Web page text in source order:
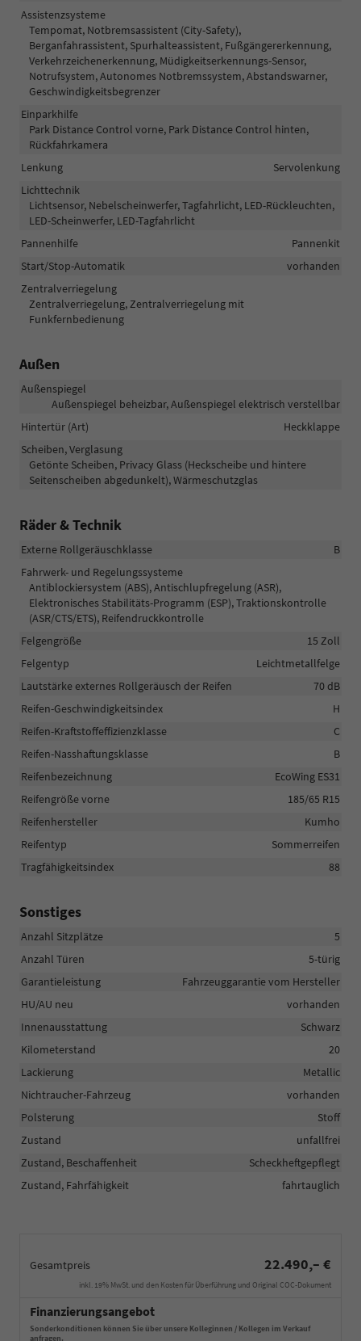
Gesamtpreis 22.490,– €
inkl. 19% MwSt. und den Kosten für Überführung und Original COC-Dokument
Finanzierungsangebot
Sonderkonditionen können Sie über unsere Kolleginnen / Kollegen im Verkauf
anfragen.
Assistenzsysteme
Tempomat, Notbremsassistent (City-Safety),
Berganfahrassistent, Spurhalteassistent, Fußgängererkennung,
Verkehrzeichenerkennung, Müdigkeitserkennungs-Sensor,
Notrufsystem, Autonomes Notbremssystem, Abstandswarner,
Geschwindigkeitsbegrenzer
Einparkhilfe
Park Distance Control vorne, Park Distance Control hinten,
Rückfahrkamera
Lenkung
Servolenkung
Lichttechnik
Lichtsensor, Nebelscheinwerfer, Tagfahrlicht, LED-Rückleuchten,
LED-Scheinwerfer, LED-Tagfahrlicht
Pannenhilfe
Pannenkit
Start/Stop-Automatik
vorhanden
Zentralverriegelung
Zentralverriegelung, Zentralverriegelung mit
Funkfernbedienung
Außen
Außenspiegel
Außenspiegel beheizbar, Außenspiegel elektrisch verstellbar
Hintertür (Art)
Heckklappe
Scheiben, Verglasung
Getönte Scheiben, Privacy Glass (Heckscheibe und hintere
Seitenscheiben abgedunkelt), Wärmeschutzglas
Räder & Technik
Externe Rollgeräuschklasse
B
Fahrwerk- und Regelungssysteme
Antiblockiersystem (ABS), Antischlupfregelung (ASR),
Elektronisches Stabilitäts-Programm (ESP), Traktionskontrolle
(ASR/CTS/ETS), Reifendruckkontrolle
Felgengröße
15 Zoll
Felgentyp
Leichtmetallfelge
Lautstärke externes Rollgeräusch der Reifen
70 dB
Reifen-Geschwindigkeitsindex
H
Reifen-Kraftstoffeffizienzklasse
C
Reifen-Nasshaftungsklasse
B
Reifenbezeichnung
EcoWing ES31
Reifengröße vorne
185/65 R15
Reifenhersteller
Kumho
Reifentyp
Sommerreifen
Tragfähigkeitsindex
88
Sonstiges
Anzahl Sitzplätze
5
Anzahl Türen
5-türig
Garantieleistung
Fahrzeuggarantie vom Hersteller
HU/AU neu
vorhanden
Innenausstattung
Schwarz
Kilometerstand
20
Lackierung
Metallic
Nichtraucher-Fahrzeug
vorhanden
Polsterung
Stoff
Zustand
unfallfrei
Zustand, Beschaffenheit
Scheckheftgepflegt
Zustand, Fahrfähigkeit
fahrtauglich